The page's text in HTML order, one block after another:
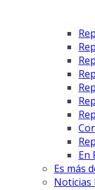
En
Es más
Noticias